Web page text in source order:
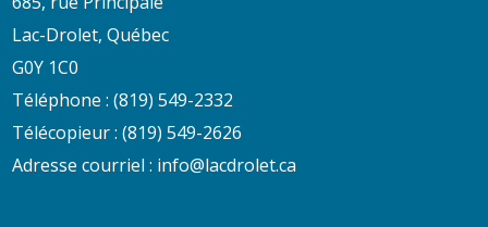
Lac-Drolet, Québec
G0Y 1C0
Téléphone :(819) 549-2332
Télécopieur : (819) 549-2626
Adresse courriel : info@lacdrolet.ca